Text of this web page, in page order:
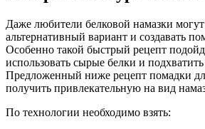
Даже любители белковой намазки
альтернативный вариант и создавать
Особенно такой быстрый рецепт
использовать сырые белки и
Предложенный ниже рецепт помадки
получить привлекательную на вид
По технологии необходимо взять: